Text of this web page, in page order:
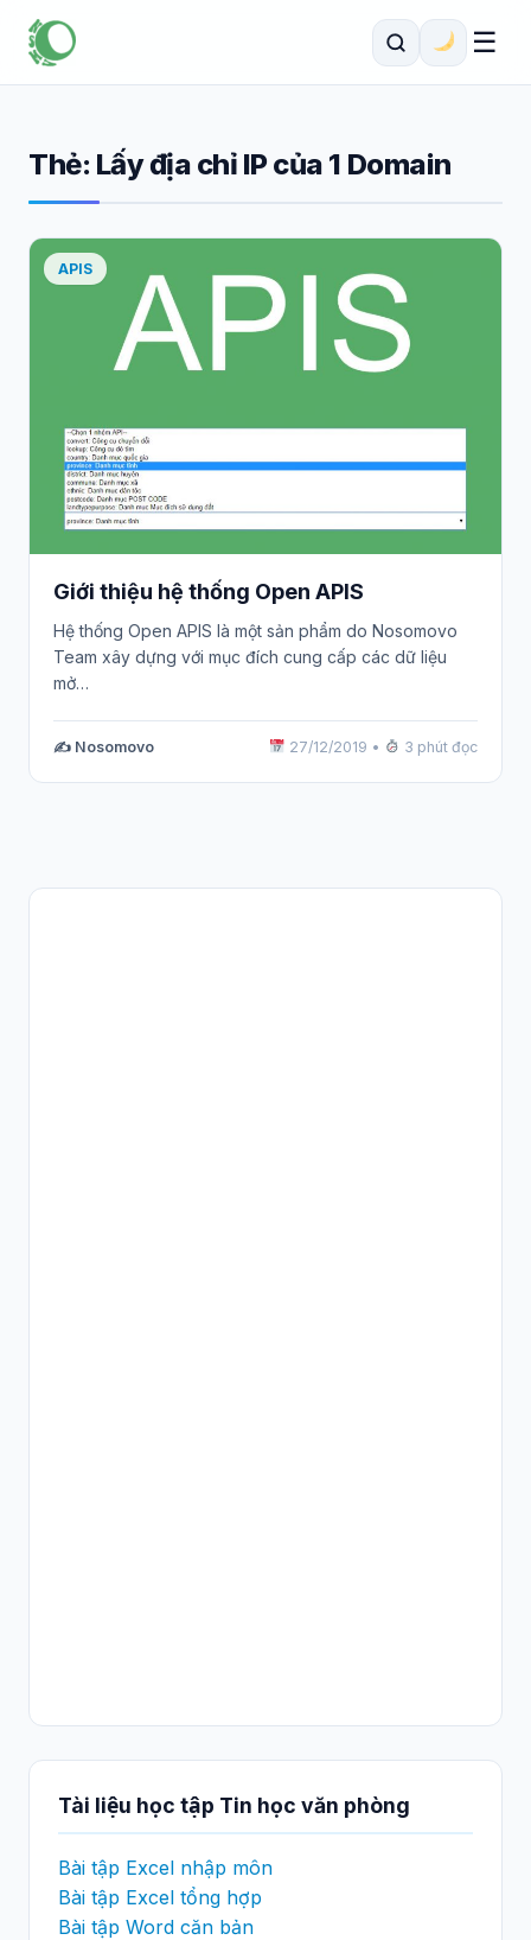
☰
Thẻ: Lấy địa chỉ IP của 1 Domain
APIS
Giới thiệu hệ thống Open APIS
Hệ thống Open APIS là một sản phẩm do Nosomovo
Team xây dựng với mục đích cung cấp các dữ liệu
mở…
✍️ Nosomovo 27/12/2019 • 3 phút đọc
Tài liệu học tập Tin học văn phòng
Bài tập Excel nhập môn
Bài tập Excel tổng hợp
Bài tập Word căn bản